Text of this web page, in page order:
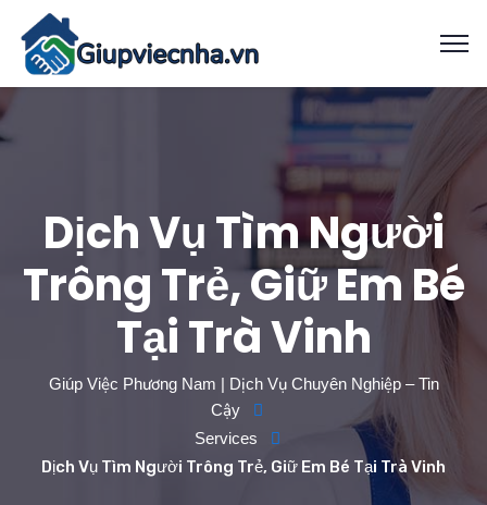
Dịch Vụ Tìm Người
Trông Trẻ, Giữ Em Bé
Tại Trà Vinh
Giúp Việc Phương Nam | Dịch Vụ Chuyên Nghiệp – Tin
Cậy
Services
Dịch Vụ Tìm Người Trông Trẻ, Giữ Em Bé Tại Trà Vinh